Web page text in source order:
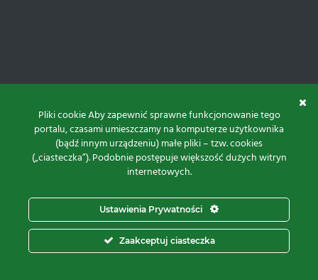
Projekt i realizacja:
© 2026 Proxima Electronics
Pliki cookie Aby zapewnić sprawne funkcjonowanie tego
portalu, czasami umieszczamy na komputerze użytkownika
(bądź innym urządzeniu) małe pliki – tzw. cookies
(„ciasteczka”). Podobnie postępuje większość dużych witryn
internetowych.
Zaakceptuj ciasteczka
Ustawienia Prywatności